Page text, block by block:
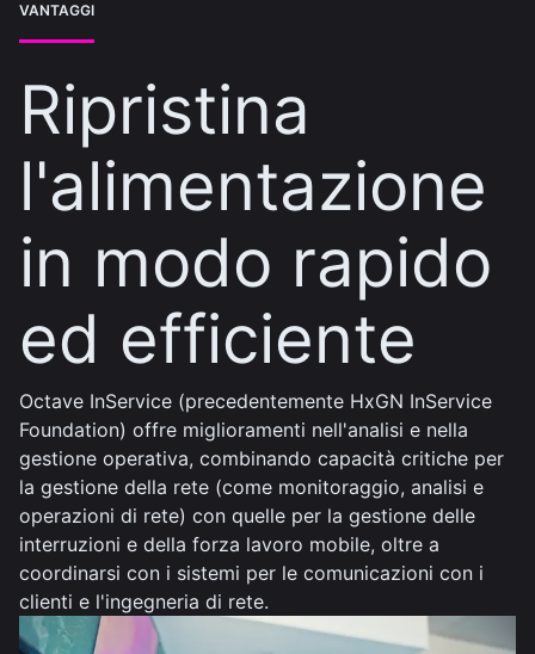
VANTAGGI
Ripristina
l'alimentazione
in modo rapido
ed efficiente
Octave InService (precedentemente HxGN InService
Foundation) offre miglioramenti nell'analisi e nella
gestione operativa, combinando capacità critiche per
la gestione della rete (come monitoraggio, analisi e
operazioni di rete) con quelle per la gestione delle
interruzioni e della forza lavoro mobile, oltre a
coordinarsi con i sistemi per le comunicazioni con i
clienti e l'ingegneria di rete.